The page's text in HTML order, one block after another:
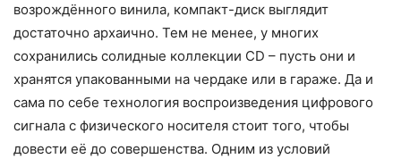
возрождённого винила, компакт-диск выглядит
достаточно архаично. Тем не менее, у многих
сохранились солидные коллекции CD – пусть они и
хранятся упакованными на чердаке или в гараже. Да и
сама по себе технология воспроизведения цифрового
сигнала с физического носителя стоит того, чтобы
довести её до совершенства. Одним из условий